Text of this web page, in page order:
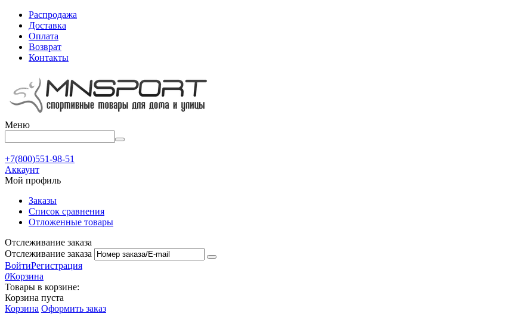
Распродажа
Доставка
Оплата
Возврат
Контакты
Меню
+7(800)551-98-51
Аккаунт
Мой профиль
Заказы
Список сравнения
Отложенные товары
Отслеживание заказа
Отслеживание заказа
ВойтиРегистрация
0Корзина
Товары в корзине:
Корзина пуста
Корзина Оформить заказ